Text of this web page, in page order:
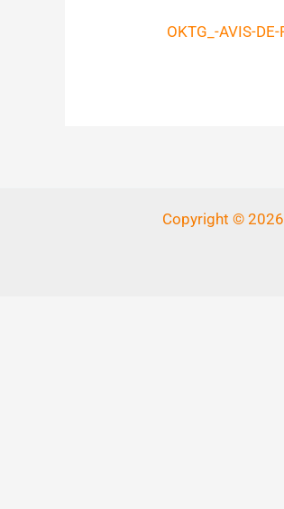
OKTG_-AVIS-
Copyright © 2026